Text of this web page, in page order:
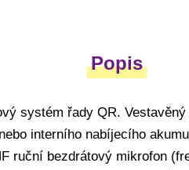
Popis
systém řady QR.
interního nabíjecího
ruční bezdrátový mikrofon